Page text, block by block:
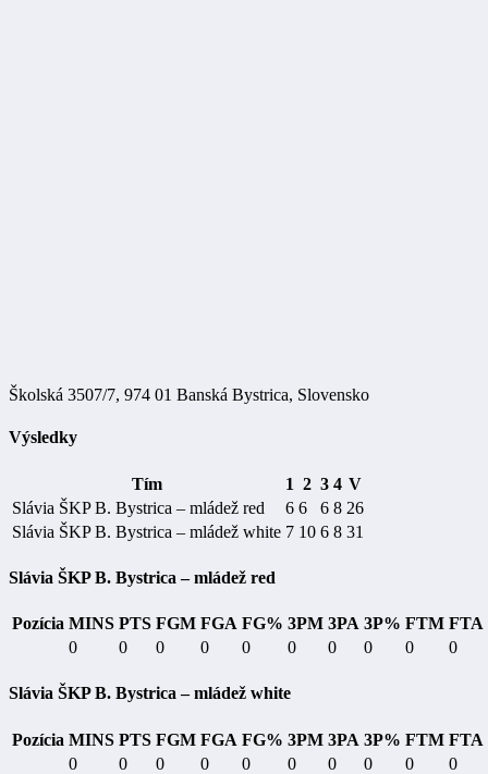
Školská 3507/7, 974 01 Banská Bystrica, Slovensko
Výsledky
Tím 1 2 3 4 V
Slávia ŠKP B. Bystrica – mládež red
6 6 6 8 26
Slávia ŠKP B. Bystrica – mládež white 7 10 6 8 31
Slávia ŠKP B. Bystrica – mládež red
Pozícia MINS PTS FGM FGA FG% 3PM 3PA 3P% FTM FTA
0
0 0 0 0 0 0 0 0 0
Slávia ŠKP B. Bystrica – mládež white
Pozícia MINS PTS FGM FGA FG% 3PM 3PA 3P% FTM FTA
0
0 0 0 0 0 0 0 0
0